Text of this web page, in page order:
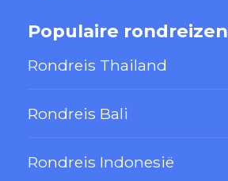
Populaire rondreizen
Rondreis Thailand
Rondreis Bali
Rondreis Indonesië